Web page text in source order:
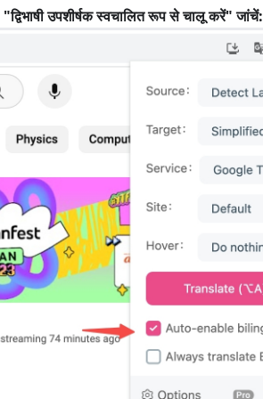
उपशीर्षक स्वचालित रूप से चालू करें" जांचें: